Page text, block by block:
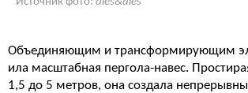
Объединяющим и трансформирующим
ила масштабная пергола-навес.
1,5 до 5 метров, она создала